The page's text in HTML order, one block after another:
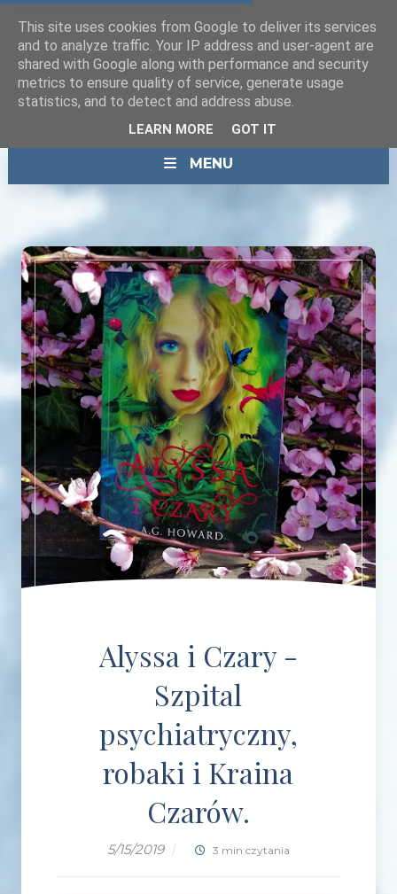
MENU
Alyssa i Czary -
Szpital
psychiatryczny,
robaki i Kraina
Czarów.
5/15/2019 | 3 min czytania
This site uses cookies from Google to deliver its services
and to analyze traffic. Your IP address and user-agent are
shared with Google along with performance and security
metrics to ensure quality of service, generate usage
statistics, and to detect and address abuse.
LEARN MORE GOT IT